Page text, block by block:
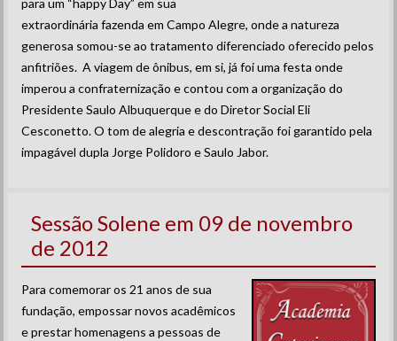
para um “happy Day” em sua
extraordinária fazenda em Campo Alegre, onde a natureza
generosa somou-se ao tratamento diferenciado oferecido pelos
anfitriões. A viagem de ônibus, em si, já foi uma festa onde
imperou a confraternização e contou com a organização do
Presidente Saulo Albuquerque e do Diretor Social Eli
Cesconetto. O tom de alegria e descontração foi garantido pela
impagável dupla Jorge Polidoro e Saulo Jabor.
Sessão Solene em 09 de novembro
de 2012
Para comemorar os 21 anos de sua
fundação, empossar novos acadêmicos
e prestar homenagens a pessoas de